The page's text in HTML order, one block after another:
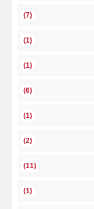
(7)
(1)
(1)
(6)
(1)
(2)
(11)
(1)